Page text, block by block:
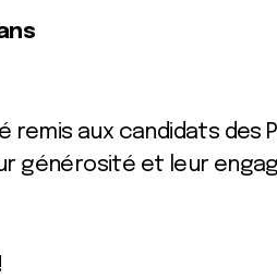
remis aux candidats des
générosité et leur